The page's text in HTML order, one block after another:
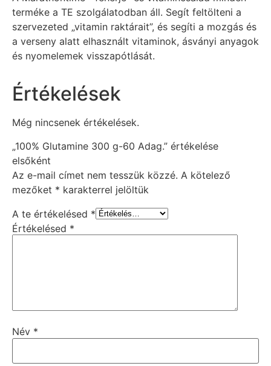
terméke a TE szolgálatodban áll. Segít feltölteni a
szervezeted „vitamin raktárait”, és segíti a mozgás és
a verseny alatt elhasznált vitaminok, ásványi anyagok
és nyomelemek visszapótlását.
Értékelések
Még nincsenek értékelések.
„100% Glutamine 300 g-60 Adag.” értékelése
elsőként
Az e-mail címet nem tesszük közzé. A kötelező
mezőket * karakterrel jelöltük
A te értékelésed *
Értékelésed *
Név *